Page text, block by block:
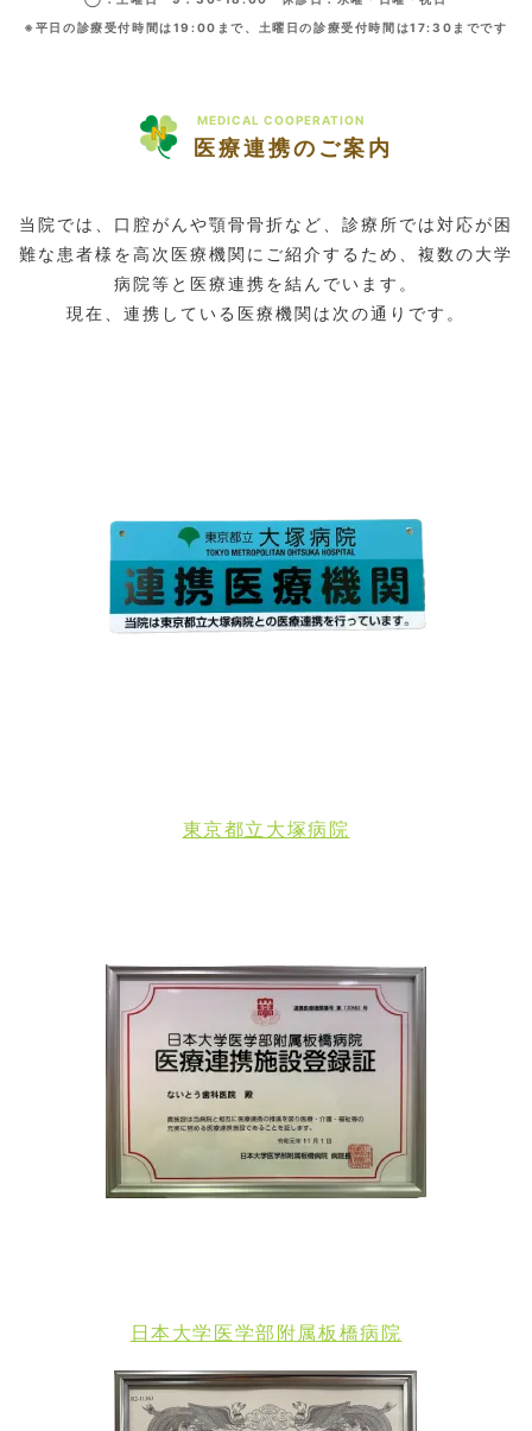
※平日の診療受付時間は19:00まで、土曜日の診療受付時間は17:30までです
MEDICAL COOPERATION
医療連携のご案内
当院では、口腔がんや顎骨骨折など、診療所では対応が困
難な患者様を高次医療機関にご紹介するため、複数の大学
病院等と医療連携を結んでいます。
現在、連携している医療機関は次の通りです。
東京都立大塚病院
日本大学医学部附属板橋病院